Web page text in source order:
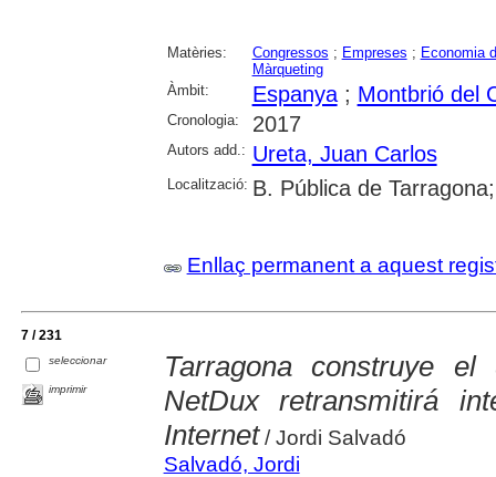
Matèries: Congressos ; Empreses ; Economia
Màrqueting
Àmbit:
Espanya; Montbrió del
Cronologia: 2017
Autors add.: Ureta, Juan Carlos
Localització: B. Pública de
Enllaç permanent a aquest
7 / 231
seleccionar
imprimir
Tarragona construye
NetDux retransmitirá
Internet/ Jordi Salvadó
Salvadó, Jordi